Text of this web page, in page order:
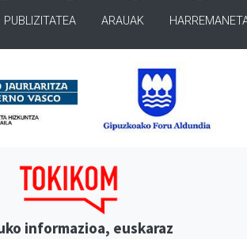
PUBLIZITATEA ARAUAK
informazioa, euskaraz